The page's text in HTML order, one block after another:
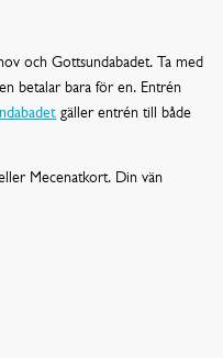
och Gottsundabadet. Ta med
betalar bara för en. Entrén
gäller entrén till både
Mecenatkort. Din vän